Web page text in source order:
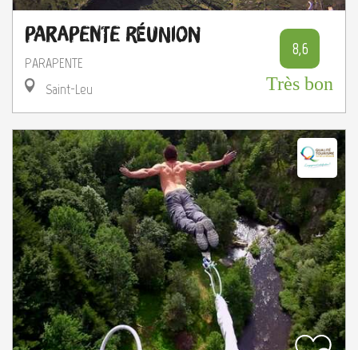
Parapente Réunion
PARAPENTE
Saint-Leu
8,6
Très bon